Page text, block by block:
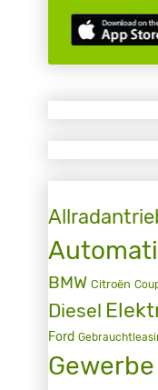
BMW Citroën
Diesel
Ford
Gewerbe